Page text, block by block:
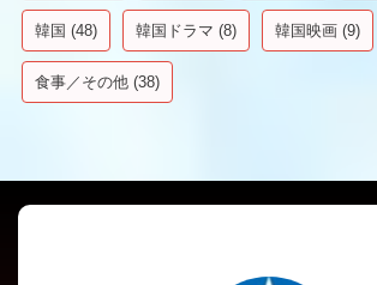
韓国 (48) 韓国ドラマ (8) 韓国映画 (9)
食事／その他 (38)